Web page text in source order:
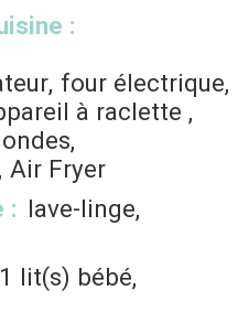
:
four électrique
à raclette
Air Fryer
: lave-linge
1 lit(s) bébé